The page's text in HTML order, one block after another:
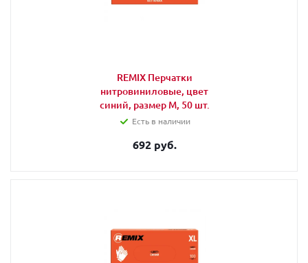
REMIX Перчатки
нитровиниловые, цвет
синий, размер M, 50 шт.
Есть в наличии
692 руб.